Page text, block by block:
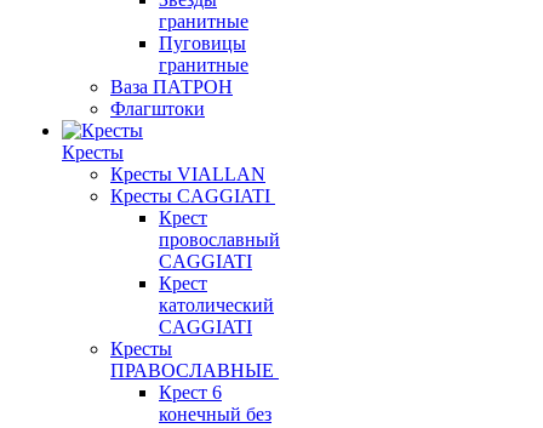
гранитные
Пуговицы
гранитные
Ваза ПАТРОН
Флагштоки
Кресты
Кресты VIALLAN
Кресты CAGGIATI
Крест
провославный
CAGGIATI
Крест
католический
CAGGIATI
Кресты
ПРАВОСЛАВНЫЕ
Крест 6
конечный без